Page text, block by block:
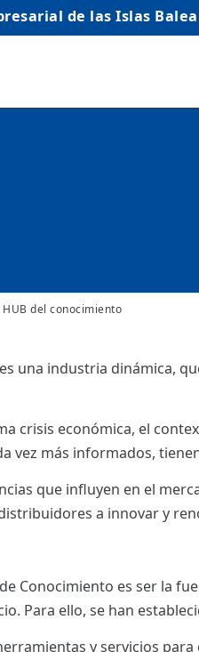
de las Islas
HUB del conocimiento
una industria dinámica,
crisis económica, el
vez más informados,
que influyen en el
a innovar y
Conocimiento es ser la
Para ello, se han
y servicios